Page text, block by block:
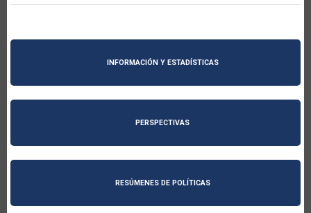
INFORMACIÓN Y ESTADÍSTICAS
PERSPECTIVAS
RESÚMENES DE POLÍTICAS